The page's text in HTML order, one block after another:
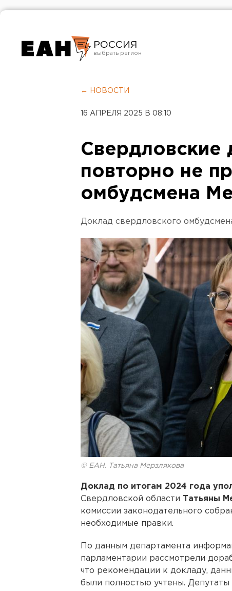
РОССИЯ
Челябинск
← НОВОСТИ
16 АПРЕЛЯ 2025 В 08:10
Свердловские
повторно не
омбудсмена
Доклад свердловского
© ЕАН. Татьяна Мерзлякова
Доклад по итогам 2024 года
Свердловской области Татьяны
комиссии законодательного
необходимые правки.
По данным департамента
парламентарии рассмотрели
что рекомендации к докладу,
были полностью учтены.